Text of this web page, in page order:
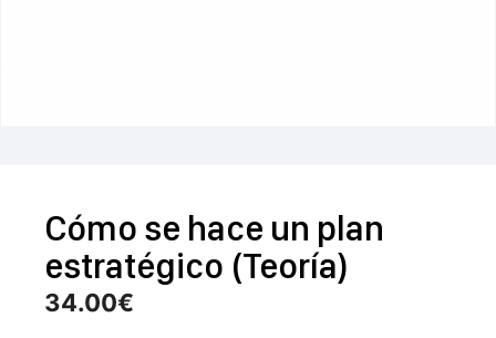
Cómo se hace un plan
estratégico (Teoría)
34.00€